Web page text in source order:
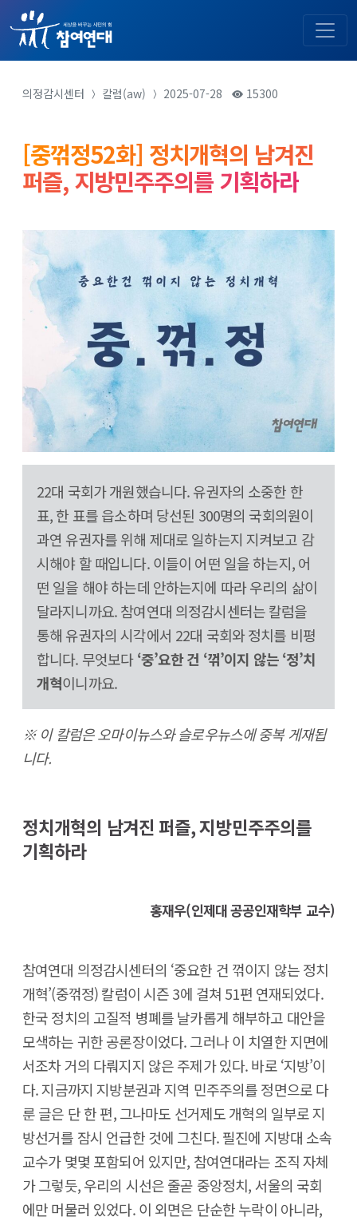
의정감시센터 칼럼(aw) 2025-07-28 15300
[중꺾정52화] 정치개혁의 남겨진
퍼즐, 지방민주주의를 기획하라
22대 국회가 개원했습니다. 유권자의 소중한 한
표, 한 표를 읍소하며 당선된 300명의 국회의원이
과연 유권자를 위해 제대로 일하는지 지켜보고 감
시해야 할 때입니다. 이들이 어떤 일을 하는지, 어
떤 일을 해야 하는데 안하는지에 따라 우리의 삶이
달라지니까요. 참여연대 의정감시센터는 칼럼을
통해 유권자의 시각에서 22대 국회와 정치를 비평
합니다. 무엇보다‘중’요한 건 ‘꺾’이지 않는 ‘정’치
개혁이니까요.
※ 이 칼럼은 오마이뉴스와 슬로우뉴스에 중복 게재됩
니다.
정치개혁의 남겨진 퍼즐, 지방민주주의를
기획하라
홍재우(인제대 공공인재학부 교수)
참여연대 의정감시센터의 ‘중요한 건 꺾이지 않는 정치
개혁’(중꺾정) 칼럼이 시즌 3에 걸쳐 51편 연재되었다.
한국 정치의 고질적 병폐를 날카롭게 해부하고 대안을
모색하는 귀한 공론장이었다. 그러나 이 치열한 지면에
서조차 거의 다뤄지지 않은 주제가 있다. 바로 ‘지방’이
다. 지금까지 지방분권과 지역 민주주의를 정면으로 다
룬 글은 단 한 편, 그나마도 선거제도 개혁의 일부로 지
방선거를 잠시 언급한 것에 그친다. 필진에 지방대 소속
교수가 몇몇 포함되어 있지만, 참여연대라는 조직 자체
가 그렇듯, 우리의 시선은 줄곧 중앙정치, 서울의 국회
에만 머물러 있었다. 이 외면은 단순한 누락이 아니라,